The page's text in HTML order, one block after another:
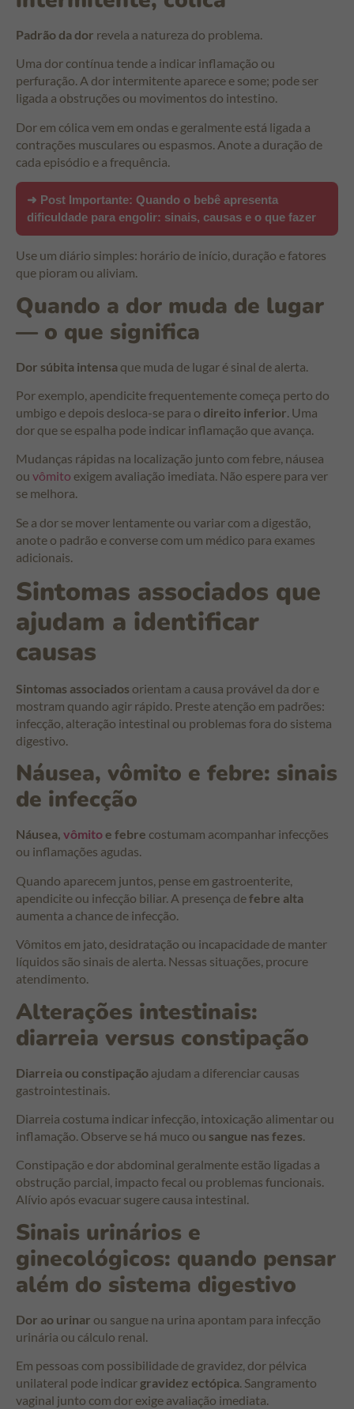
Padrão da dor revela a natureza do problema.
Uma dor contínua tende a indicar inflamação ou
perfuração. A dor intermitente aparece e some; pode ser
ligada a obstruções ou movimentos do intestino.
Dor em cólica vem em ondas e geralmente está ligada a
contrações musculares ou espasmos. Anote a duração de
cada episódio e a frequência.
➜ Post Importante: Quando o bebê apresenta
dificuldade para engolir: sinais, causas e o que fazer
Use um diário simples: horário de início, duração e fatores
que pioram ou aliviam.
Quando a dor muda de lugar
— o que significa
Dor súbita intensa que muda de lugar é sinal de alerta.
Por exemplo, apendicite frequentemente começa perto do
umbigo e depois desloca-se para o direito inferior. Uma
dor que se espalha pode indicar inflamação que avança.
Mudanças rápidas na localização junto com febre, náusea
ou vômito exigem avaliação imediata. Não espere para ver
se melhora.
Se a dor se mover lentamente ou variar com a digestão,
anote o padrão e converse com um médico para exames
adicionais.
Sintomas associados que
ajudam a identificar
causas
Sintomas associados orientam a causa provável da dor e
mostram quando agir rápido. Preste atenção em padrões:
infecção, alteração intestinal ou problemas fora do sistema
digestivo.
Náusea, vômito e febre: sinais
de infecção
Náusea, vômitoe febre costumam acompanhar infecções
ou inflamações agudas.
Quando aparecem juntos, pense em gastroenterite,
apendicite ou infecção biliar. A presença defebre alta
aumenta a chance de infecção.
Vômitos em jato, desidratação ou incapacidade de manter
líquidos são sinais de alerta. Nessas situações, procure
atendimento.
Alterações intestinais:
diarreia versus constipação
Diarreia ou constipação ajudam a diferenciar causas
gastrointestinais.
Diarreia costuma indicar infecção, intoxicação alimentar ou
inflamação. Observe se há muco ou sangue nas fezes.
Constipação e dor abdominal geralmente estão ligadas a
obstrução parcial, impacto fecal ou problemas funcionais.
Alívio após evacuar sugere causa intestinal.
Sinais urinários e
ginecológicos: quando pensar
além do sistema digestivo
Dor ao urinar ou sangue na urina apontam para infecção
urinária ou cálculo renal.
Em pessoas com possibilidade de gravidez, dor pélvica
unilateral pode indicar gravidez ectópica. Sangramento
vaginal junto com dor exige avaliação imediata.